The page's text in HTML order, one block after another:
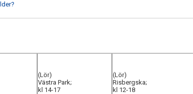
(Lör)
Västra Park;
kl 14-17
(Lör)
Risbergska;
kl 12-18